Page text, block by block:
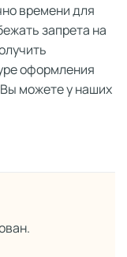
времени для
запрета на
оформления
можете у наших